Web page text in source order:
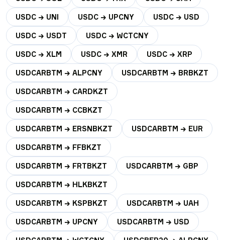
USDC → UNI USDC → UPCNY USDC → USD
USDC → USDT USDC → WCTCNY
USDC → XLM USDC → XMR USDC → XRP
USDCARBTM → ALPCNY USDCARBTM → BRBKZT
USDCARBTM → CARDKZT
USDCARBTM → CCBKZT
USDCARBTM → ERSNBKZT USDCARBTM → EUR
USDCARBTM → FFBKZT
USDCARBTM → FRTBKZT USDCARBTM → GBP
USDCARBTM → HLKBKZT
USDCARBTM → KSPBKZT USDCARBTM → UAH
USDCARBTM → UPCNY USDCARBTM → USD